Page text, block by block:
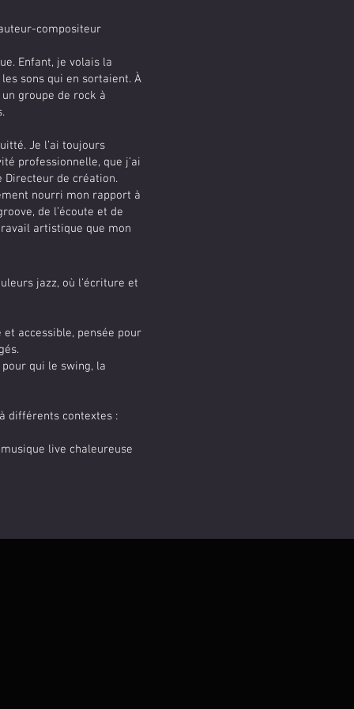
compositeur
Enfant, je volais la
sons qui en sortaient. À
groupe de rock à
Je l’ai toujours
professionnelle, que j’ai
Directeur de création.
nourri mon rapport à
de l’écoute et de
artistique que mon
jazz, où l’écriture et
accessible, pensée pour
qui le swing, la
différents contextes :
live chaleureuse